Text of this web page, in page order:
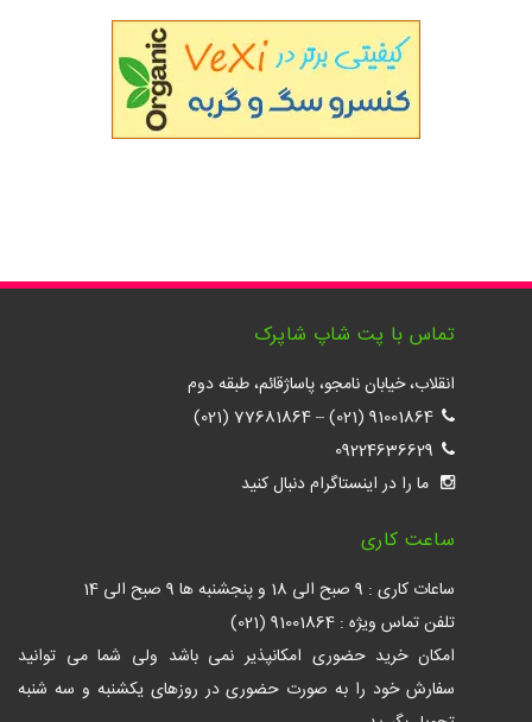
تماس با پت شاپ شاپرک
انقلاب، خیابان نامجو، پاساژقائم، طبقه دوم
91001864 (021)
–
77681864 (021)
09224636629
ما را در اینستاگرام دنبال کنید
ساعت کاری
ساعات کاری : 9 صبح الی 18 و پنجشنبه ها 9 صبح الی 14
تلفن تماس ویژه : 91001864 (021)
امکان خرید حضوری امکانپذیر نمی باشد ولی شما می توانید
سفارش خود را به صورت حضوری در روزهای یکشنبه و سه شنبه